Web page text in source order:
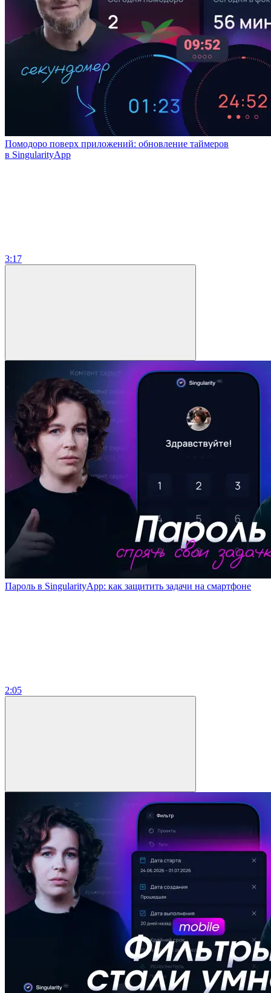
Помодоро поверх приложений: обновление таймеров
в SingularityApp
3:17
Пароль в SingularityApp: как защитить задачи на смартфоне
2:05